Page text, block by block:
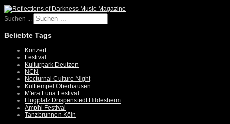
Suchen ...
Beliebte Tags
Konzert
Festival
Kulturpark Deutzen
NCN
Nocturnal Culture Night
Kulttempel Oberhausen
M'era Luna Festival
Flugplatz Drispenstedt Hildesheim
Amphi Festival
Tanzbrunnen Köln